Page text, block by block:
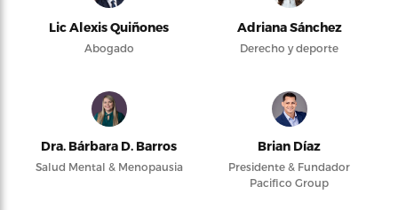
Lic Alexis Quiñones
Abogado
Adriana Sánchez
Derecho y deporte
Dra. Bárbara D. Barros
Salud Mental & Menopausia
Brian Díaz
Presidente & Fundador
Pacifico Group